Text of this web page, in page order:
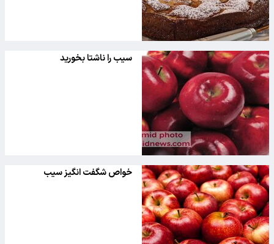
سیب را ناشتا بخورید
خواص شگفت انگیز سیب